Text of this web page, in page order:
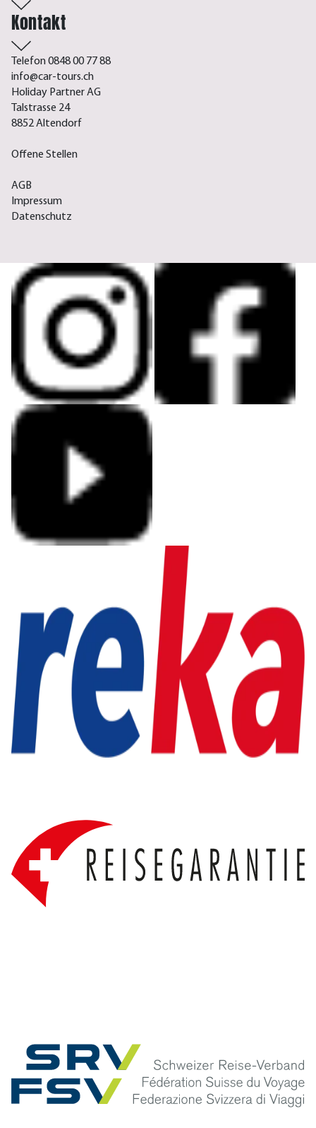
Kontakt
Telefon 0848 00 77 88
info@car-tours.ch
Holiday Partner AG
Talstrasse 24
8852 Altendorf
Offene Stellen
AGB
Impressum
Datenschutz